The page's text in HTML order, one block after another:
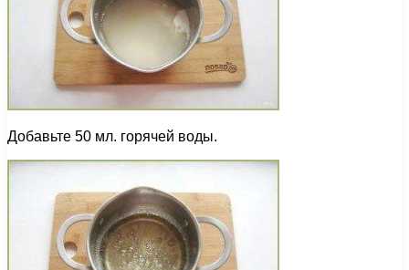
Добавьте 50 мл. горячей воды.